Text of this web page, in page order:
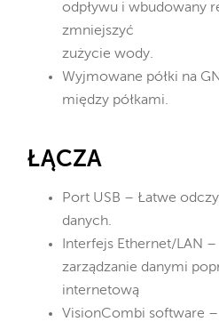
odpływu i wbudowany
zmniejszyć
zużycie wody.
Wyjmowane półki na
między półkami.
ŁĄCZA
Port USB – Łatwe
danych.
Interfejs Ethernet/LAN
zarządzanie danymi
internetową
VisionCombi software –